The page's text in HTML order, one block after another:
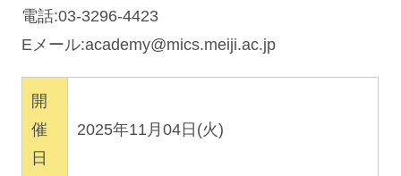
電話:03-3296-4423
Eメール:academy@mics.meiji.ac.jp
開
催
日
2025年11月04日(火)